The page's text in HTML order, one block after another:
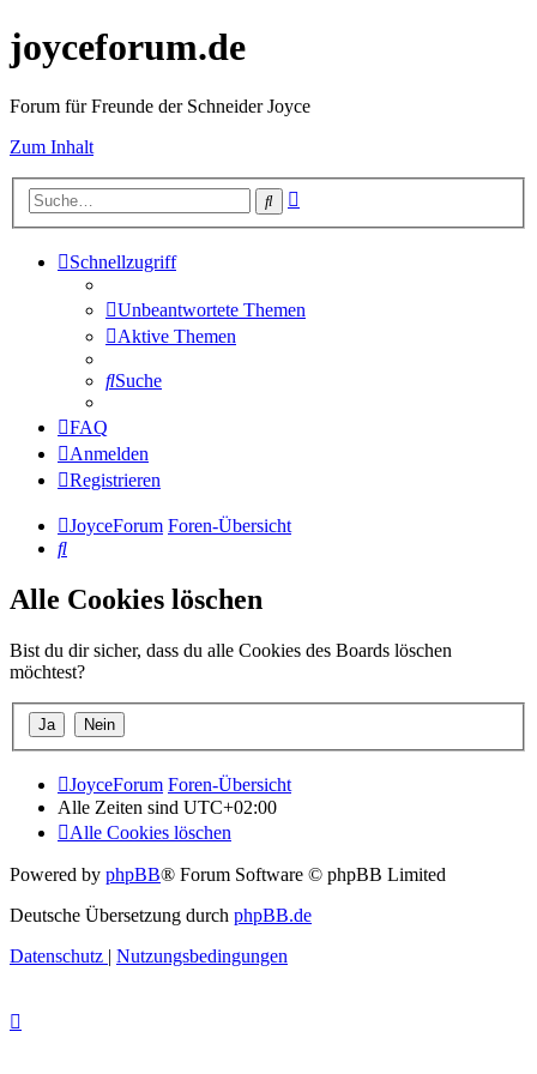
joyceforum.de
Forum für Freunde der Schneider Joyce
Zum Inhalt
Suche
Schnellzugriff
Unbeantwortete Themen
Aktive Themen
Suche
FAQ
Anmelden
Registrieren
JoyceForum Foren-Übersicht
Suche
Alle Cookies löschen
Bist du dir sicher, dass du alle Cookies des Boards löschen
möchtest?
JoyceForum Foren-Übersicht
Alle Zeiten sind UTC+02:00
Alle Cookies löschen
Powered by phpBB® Forum Software © phpBB Limited
Deutsche Übersetzung durch phpBB.de
Datenschutz | Nutzungsbedingungen